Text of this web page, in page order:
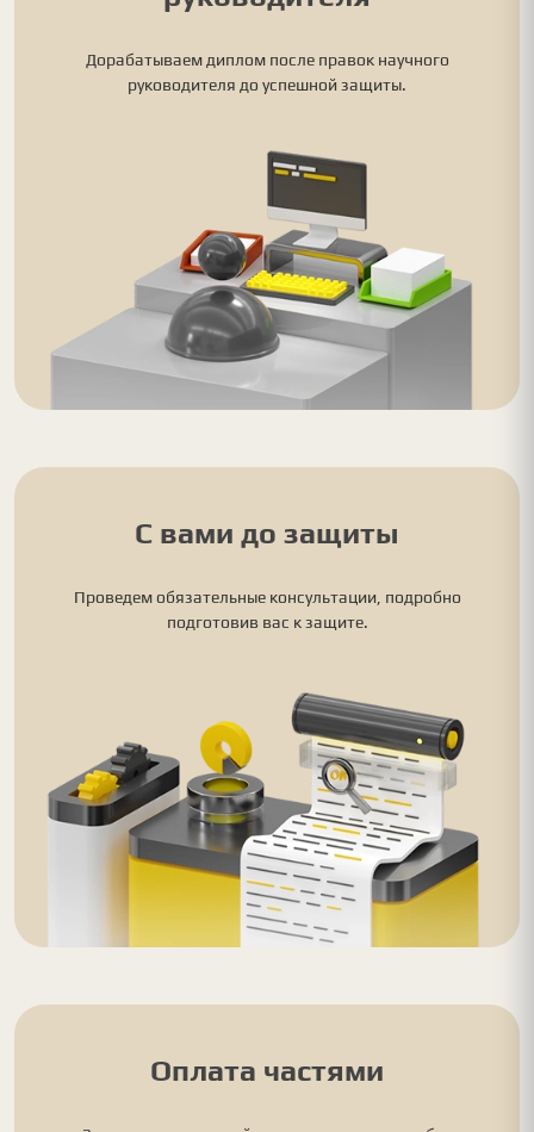
Дорабатываем диплом после правок научного
руководителя до успешной защиты.
С вами до защиты
Проведем обязательные консультации, подробно
подготовив вас к защите.
Оплата частями